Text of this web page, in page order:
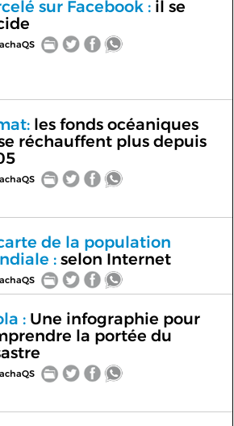
sur Facebook :il se
les fonds océaniques
réchauffent plus depuis
de la population
:selon Internet
:Une infographie pour
la portée du